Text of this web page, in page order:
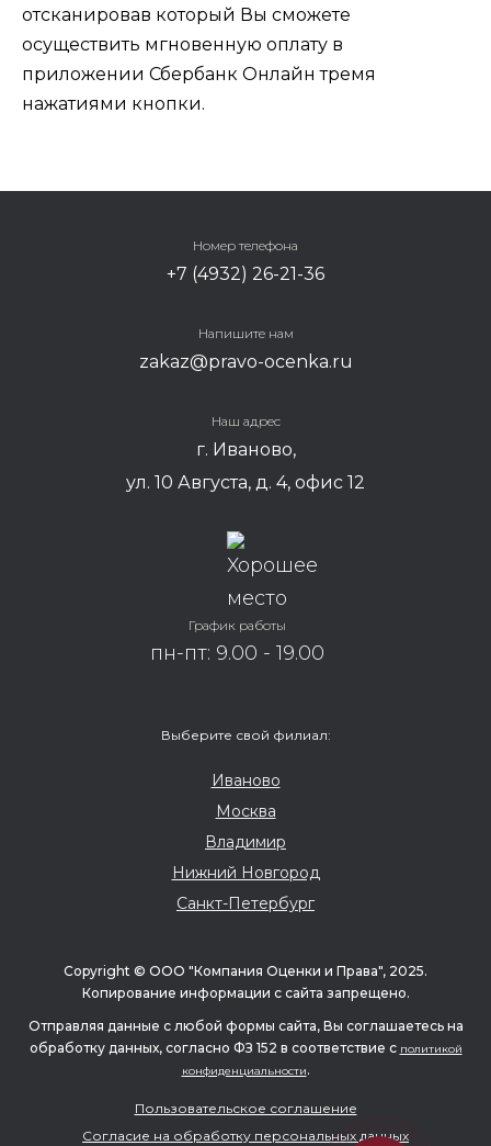
отсканировав который Вы сможете
осуществить мгновенную оплату в
приложении Сбербанк Онлайн тремя
нажатиями кнопки.
Номер телефона
+7 (4932) 26-21-36
Напишите нам
zakaz@pravo-ocenka.ru
Наш адрес
г. Иваново,
ул. 10 Августа, д. 4, офис 12
График работы
пн-пт: 9.00 - 19.00
Выберите свой филиал:
Иваново
Москва
Владимир
Нижний Новгород
Санкт-Петербург
Copyright © ООО "Компания Оценки и Права", 2025.
Копирование информации с сайта запрещено.
Отправляя данные с любой формы сайта, Вы соглашаетесь на
обработку данных, согласно ФЗ 152 в соответствие с политикой
конфиденциальности.
Пользовательское соглашение
Согласие на обработку персональных данных